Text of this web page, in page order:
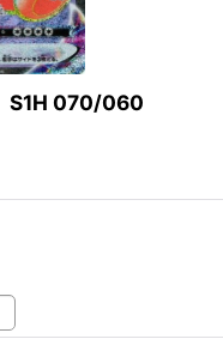
S1H 070/060